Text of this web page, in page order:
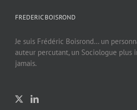
FREDERIC BOISROND
Je suis Frédéric Boisrond… un
auteur percutant, un Sociologue plus
jamais.